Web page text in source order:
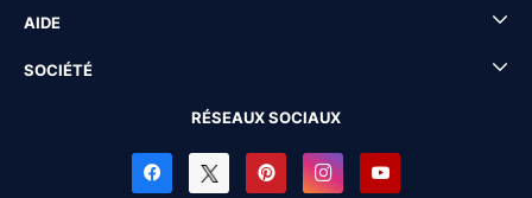
AIDE
SOCIÉTÉ
RÉSEAUX SOCIAUX